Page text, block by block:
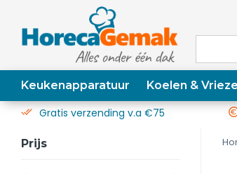
Keukenapparatuur Koelen &
Gratis verzending v.a €75
Prijs